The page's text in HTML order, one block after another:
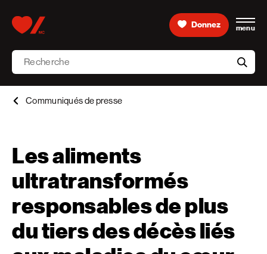
Donnez menu
Recherche
aria-
Communiqués de presse
Les aliments
ultratransformés
responsables de plus
du tiers des décès liés